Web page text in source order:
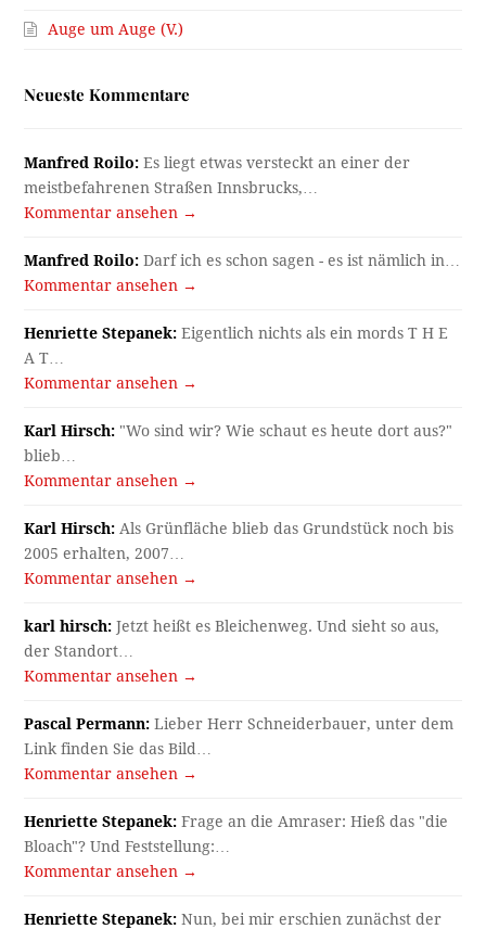
Auge um Auge (V.)
Neueste Kommentare
Manfred Roilo: Es liegt etwas versteckt an einer der
meistbefahrenen Straßen Innsbrucks,…
Kommentar ansehen →
Manfred Roilo: Darf ich es schon sagen - es ist nämlich in…
Kommentar ansehen →
Henriette Stepanek: Eigentlich nichts als ein mords T H E
A T…
Kommentar ansehen →
Karl Hirsch: "Wo sind wir? Wie schaut es heute dort aus?"
blieb…
Kommentar ansehen →
Karl Hirsch: Als Grünfläche blieb das Grundstück noch bis
2005 erhalten, 2007…
Kommentar ansehen →
karl hirsch: Jetzt heißt es Bleichenweg. Und sieht so aus,
der Standort…
Kommentar ansehen →
Pascal Permann: Lieber Herr Schneiderbauer, unter dem
Link finden Sie das Bild…
Kommentar ansehen →
Henriette Stepanek: Frage an die Amraser: Hieß das "die
Bloach"? Und Feststellung:…
Kommentar ansehen →
Henriette Stepanek: Nun, bei mir erschien zunächst der